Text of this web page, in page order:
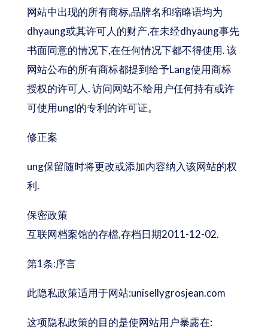
网站中出现的所有商标,品牌名和缩略语均为
dhyaung或其许可人的财产,在未经dhyaung事先
书面同意的情况下,在任何情况下都不得使用. 该
网站公布的所有商标都提到给予Lang使用商标
授权的许可人. 访问网站不给用户任何持有或许
可使用ungl的专利的许可证。
修正案
ung保留随时将更改或添加内容纳入该网站的权
利.
保密政策
互联网档案馆的存檔,存档日期2011-12-02.
第1条:序言
此隐私政策适用于网站:unisellygrosjean.com
这项隐私政策的目的是使网站用户暴露在: